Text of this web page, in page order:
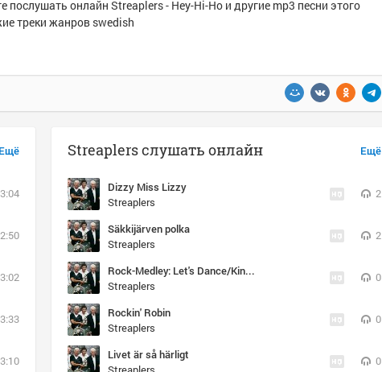
послушать онлайн Streaplers - Hey-Hi-Ho и другие mp3 песни этого
треки жанров swedish
Ещё Ещё
Streaplers слушать онлайн
Dizzy Miss Lizzy
Streaplers
2
Säkkijärven polka
Streaplers
2
Rock-Medley: Let's Dance/King River Rock/The Twist/Johnny B. Goode/ Good Golly Miss Molly
Streaplers
0
Rockin' Robin
Streaplers
0
Livet är så härligt
0